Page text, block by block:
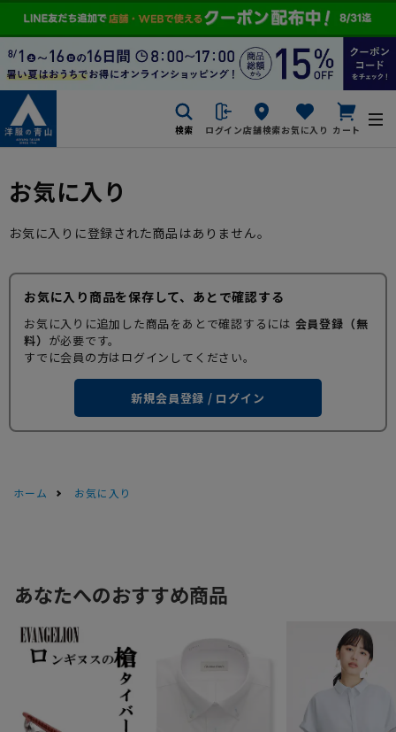
検索 ログイン店舗検索お気に入り カート
お気に入り
お気に入りに登録された商品はありません。
お気に入り商品を保存して、あとで確認する
お気に入りに追加した商品をあとで確認するには 会員登録（無
料） が必要です。
すでに会員の方はログインしてください。
新規会員登録 / ログイン
ホーム お気に入り